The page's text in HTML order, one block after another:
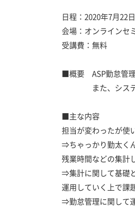
日程：2020年7月22
会場：オンラインセ
受講費：無料
■概要 ASP勤怠管
また、システム
■主な内容
担当が変わったが使
⇒ちゃっかり勤太く
残業時間などの集計
⇒集計に関して基礎
運用していく上で課
⇒勤怠管理に関して